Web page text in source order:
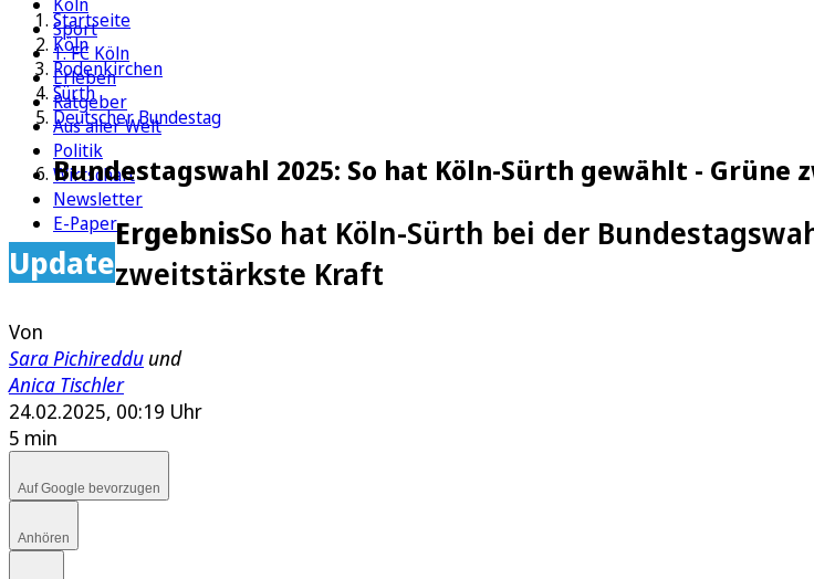
Sport
1. FC Köln
Erleben
Ratgeber
Aus aller Welt
Politik
Wirtschaft
Newsletter
E-Paper
Startseite
Köln
Rodenkirchen
Sürth
Deutscher Bundestag
Bundestagswahl 2025: So hat Köln-Sürth gewählt -
Update
ErgebnisSo hat Köln-Sürth bei der
zweitstärkste Kraft
Von
Sara Pichireddu und
Anica Tischler
24.02.2025, 00:19 Uhr
5 min
Auf Google bevorzugen
Anhören